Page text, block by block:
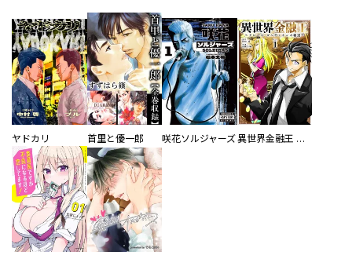
ヤドカリ 首里と優一郎 咲花ソルジャーズ 異世界金融王 ～クローネ・ゴルディオンの覇道～